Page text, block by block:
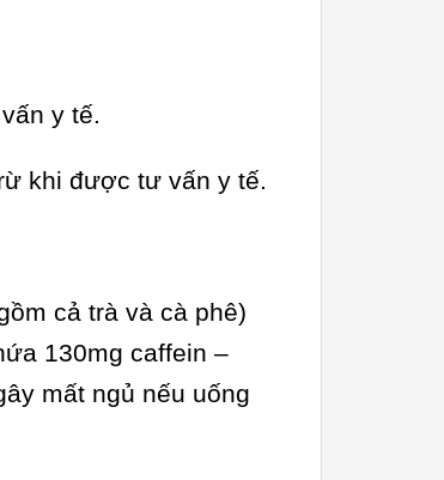
y tế.
khi được tư vấn y tế.
cả trà và cà phê)
130mg caffein –
mất ngủ nếu uống